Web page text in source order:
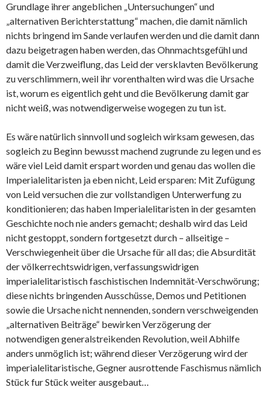
Grundlage ihrer angeblichen „Untersuchungen“ und
„alternativen Berichterstattung“ machen, die damit nämlich
nichts bringend im Sande verlaufen werden und die damit dann
dazu beigetragen haben werden, das Ohnmachtsgefühl und
damit die Verzweiflung, das Leid der versklavten Bevölkerung
zu verschlimmern, weil ihr vorenthalten wird was die Ursache
ist, worum es eigentlich geht und die Bevölkerung damit gar
nicht weiß, was notwendigerweise wogegen zu tun ist.
Es wäre natürlich sinnvoll und sogleich wirksam gewesen, das
sogleich zu Beginn bewusst machend zugrunde zu legen und es
wäre viel Leid damit erspart worden und genau das wollen die
Imperialelitaristen ja eben nicht, Leid ersparen: Mit Zufügung
von Leid versuchen die zur vollstandigen Unterwerfung zu
konditionieren; das haben Imperialelitaristen in der gesamten
Geschichte noch nie anders gemacht; deshalb wird das Leid
nicht gestoppt, sondern fortgesetzt durch – allseitige –
Verschwiegenheit über die Ursache für all das; die Absurdität
der völkerrechtswidrigen, verfassungswidrigen
imperialelitaristisch faschistischen Indemnität-Verschwörung;
diese nichts bringenden Ausschüsse, Demos und Petitionen
sowie die Ursache nicht nennenden, sondern verschweigenden
„alternativen Beiträge“ bewirken Verzögerung der
notwendigen generalstreikenden Revolution, weil Abhilfe
anders unmöglich ist; während dieser Verzögerung wird der
imperialelitaristische, Gegner ausrottende Faschismus nämlich
Stück fur Stück weiter ausgebaut…